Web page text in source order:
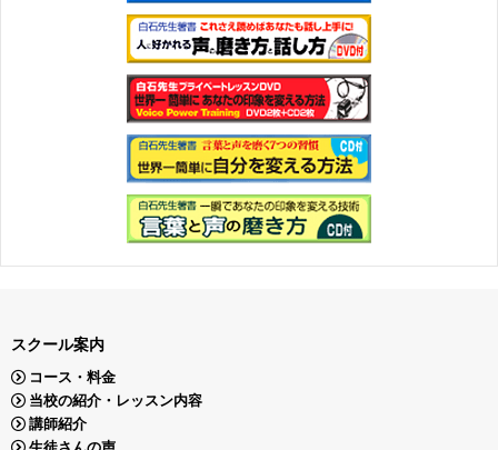
スクール案内
コース・料金
当校の紹介・レッスン内容
講師紹介